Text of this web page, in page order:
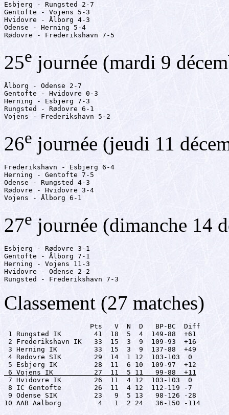
Esbjerg - Rungsted 2-7
Gentofte - Vojens 5-3
Hvidovre - Ålborg 4-3
Odense - Herning 5-4
Rødovre - Frederikshavn 7-5
25e journée (mardi 9
Ålborg - Odense 2-7
Gentofte - Hvidovre 0-3
Herning - Esbjerg 7-3
Rungsted - Rødovre 6-1
Vojens - Frederikshavn 5-2
26e journée (jeudi 11
Frederikshavn - Esbjerg 6-4
Herning - Gentofte 7-5
Odense - Rungsted 4-3
Rødovre - Hvidovre 3-4
Vojens - Ålborg 6-1
27e journée (dimanche 14
Esbjerg - Rødovre 3-1
Gentofte - Ålborg 7-1
Herning - Vojens 11-3
Hvidovre - Odense 2-2
Rungsted - Frederikshavn 7-3
Classement (27 matches)
                     Pts   V  N  D   BP-BC  Diff
1 Rungsted IK        41  18  5  4  149-88  +61
2 Frederikshavn IK   33  15  3  9  109-93  +16
3 Herning IK         33  15  3  9  137-88  +49
4 Rødovre SIK        29  14  1 12  103-103  0
6 Vojens IK          27  11  5 11   99-88  +11
7 Hvidovre IK        26  11  4 12  103-103  0
8 IC Gentofte        26  11  4 12  112-119 -7
9 Odense SIK         23   9  5 13   98-126 -28
10 AAB Aalborg         4   1  2 24   36-150 -114